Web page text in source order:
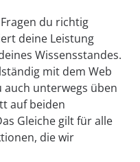
du richtig
deine Leistung
Wissensstandes.
mit dem Web
unterwegs üben
auf beiden
Gleiche gilt für alle
die wir